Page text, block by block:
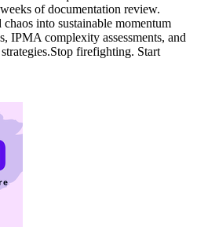
of documentation review.
into sustainable momentum
IPMA complexity assessments, and
firefighting. Start